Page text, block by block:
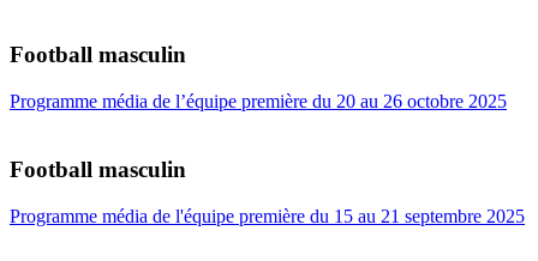
Football masculin
Programme média de l’équipe première du 20 au 26 octobre 2025
Football masculin
Programme média de l'équipe première du 15 au 21 septembre 2025